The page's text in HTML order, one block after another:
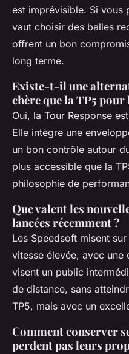
est imprévisible. Si vous
vaut choisir des balles
offrent un bon
long terme.
Existe-t-il une
chère que la TP5 pour
Oui, la Tour Response
Elle intègre une
un bon contrôle autour
plus accessible que la
philosophie de
Que valent les
lancées récemment ?
Les Speedsoft misent
vitesse élevée, avec
visent un public
de distance, sans
TP5, mais avec un
Comment conserver
perdent pas leurs